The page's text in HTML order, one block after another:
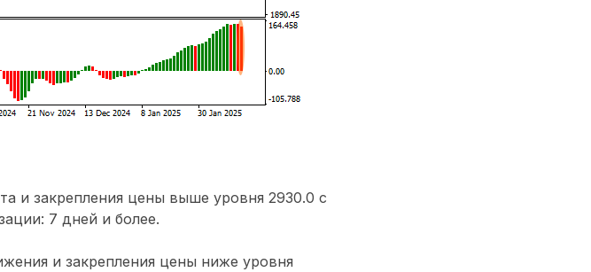
и закрепления цены выше уровня 2930.0 с
7 дней и более.
и закрепления цены ниже уровня